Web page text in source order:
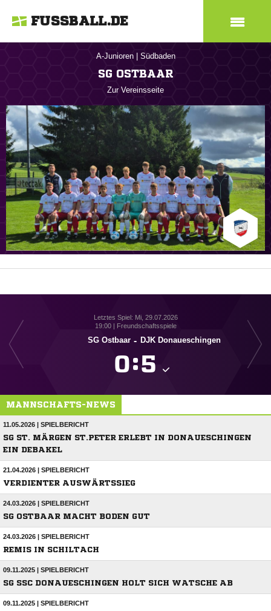
FUSSBALL.DE
A-Junioren Südbaden
SG OSTBAAR
Zur Vereinsseite
Letztes Spiel: Mi, 29.07.2026
19:00 | Freundschaftsspiele
SG Ostbaar - DJK Donaueschingen
:
MANNSCHAFTS-NEWS
11.05.2026 | SPIELBERICHT
SG ST. MÄRGEN ST.PETER ERLEBT IN DONAUESCHINGEN
EIN DEBAKEL
21.04.2026 | SPIELBERICHT
VERDIENTER AUSWÄRTSSIEG
24.03.2026 | SPIELBERICHT
SG OSTBAAR MACHT BODEN GUT
24.03.2026 | SPIELBERICHT
REMIS IN SCHILTACH
09.11.2025 | SPIELBERICHT
SG SSC DONAUESCHINGEN HOLT SICH WATSCHE AB
09.11.2025 | SPIELBERICHT